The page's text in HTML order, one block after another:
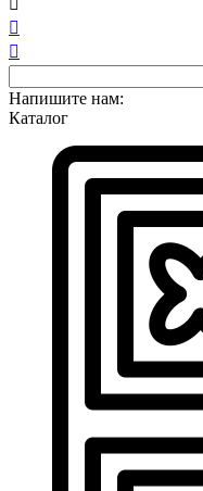



Напишите нам:
Каталог